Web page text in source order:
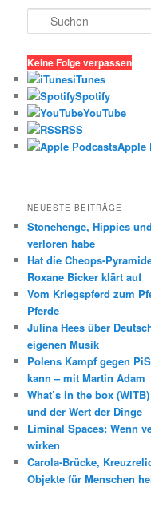
u
h
e
n
Keine Folge verpassen
iTunes
Spotify
YouTube
RSS
Apple
NEUESTE BEITRÄGE
Stonehenge, Hippies
verloren habe
Hat die Cheops-
Roxane Bicker klärt auf
Vom Kriegspferd zum
Pferde
Julina Hees über
eigenen Musik
Polens Kampf gegen
kann – mit Martin Adam
What’s in the box
und der Wert der Dinge
Liminal Spaces: Wenn
wirken
Carola-Brücke,
Objekte für Menschen